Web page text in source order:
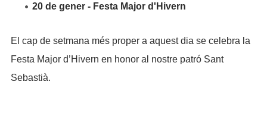
20 de gener - Festa Major d'Hivern
El cap de setmana més proper a aquest dia se celebra la
Festa Major d’Hivern en honor al nostre patró Sant
Sebastià.